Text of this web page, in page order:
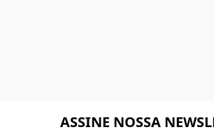
ASSINE NOSSA